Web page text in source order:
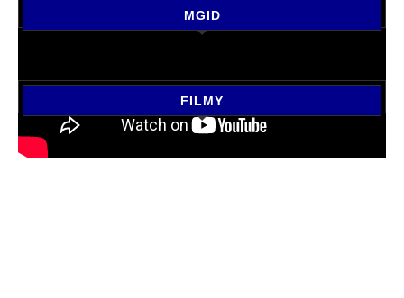
MGID
FILMY